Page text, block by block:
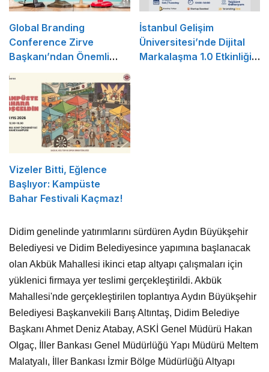
Global Branding
Conference Zirve
Başkanı’ndan Önemli
Açıklama
İstanbul Gelişim
Üniversitesi’nde Dijital
Markalaşma 1.0 Etkinliği
Vizeler Bitti, Eğlence
Başlıyor: Kampüste
Bahar Festivali Kaçmaz!
Didim genelinde yatırımlarını sürdüren Aydın Büyükşehir
Belediyesi ve Didim Belediyesince yapımına başlanacak
olan Akbük Mahallesi ikinci etap altyapı çalışmaları için
yüklenici firmaya yer teslimi gerçekleştirildi. Akbük
Mahallesi'nde gerçekleştirilen toplantıya Aydın Büyükşehir
Belediyesi Başkanvekili Barış Altıntaş, Didim Belediye
Başkanı Ahmet Deniz Atabay, ASKİ Genel Müdürü Hakan
Olgaç, İller Bankası Genel Müdürlüğü Yapı Müdürü Meltem
Malatyalı, İller Bankası İzmir Bölge Müdürlüğü Altyapı